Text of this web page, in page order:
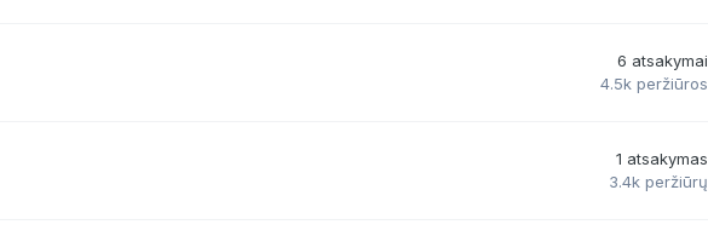
6 atsakymai
4.5k peržiūros
1 atsakymas
3.4k peržiūrų